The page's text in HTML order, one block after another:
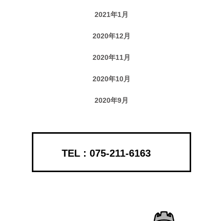
2021年1月
2020年12月
2020年11月
2020年10月
2020年9月
075-211-6163